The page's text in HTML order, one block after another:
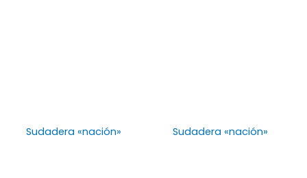
Sudadera «nación» Sudadera «nación»